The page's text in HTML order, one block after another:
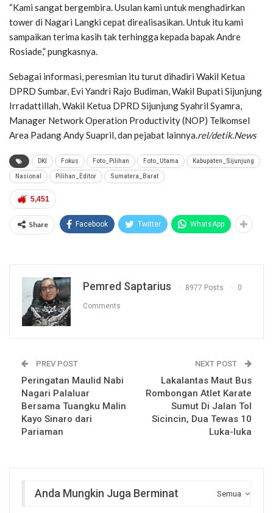
“Kami sangat bergembira. Usulan kami untuk menghadirkan
tower di Nagari Langki cepat direalisasikan. Untuk itu kami
sampaikan terima kasih tak terhingga kepada bapak Andre
Rosiade,” pungkasnya.
Sebagai informasi, peresmian itu turut dihadiri Wakil Ketua
DPRD Sumbar, Evi Yandri Rajo Budiman, Wakil Bupati Sijunjung
Irradattillah, Wakil Ketua DPRD Sijunjung Syahril Syamra,
Manager Network Operation Productivity (NOP) Telkomsel
Area Padang Andy Suapril, dan pejabat lainnya.rel/detik.News
DKI Fokus Foto_Pilihan Foto_Utama Kabupaten_Sijunjung
Nasional Pilihan_Editor Sumatera_Barat
5,451
Share Facebook Twitter WhatsApp
Pemred Saptarius 8977 Posts 0
Comments
PREV POST
Peringatan Maulid Nabi
Nagari Palaluar
Bersama Tuangku Malin
Kayo Sinaro dari
Pariaman
NEXT POST
Lakalantas Maut Bus
Rombongan Atlet Karate
Sumut Di Jalan Tol
Sicincin, Dua Tewas 10
Luka-luka
Semua
Anda Mungkin Juga Berminat